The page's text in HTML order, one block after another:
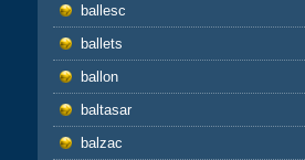
ballesc
ballets
ballon
baltasar
balzac